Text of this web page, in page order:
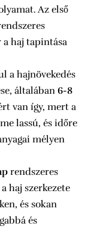
Az első
haj tapintása
a hajnövekedés
általában 6-8
van így, mert a
lassú, és időre
mélyen
rendszeres
haj szerkezete
és sokan
és